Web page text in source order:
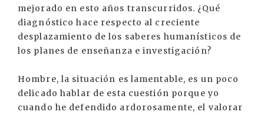
mejorado en esto años transcurridos. ¿Qué
diagnóstico hace respecto al creciente
desplazamiento de los saberes humanísticos de
los planes de enseñanza e investigación?
Hombre, la situación es lamentable, es un poco
delicado hablar de esta cuestión porque yo
cuando he defendido ardorosamente, el valorar